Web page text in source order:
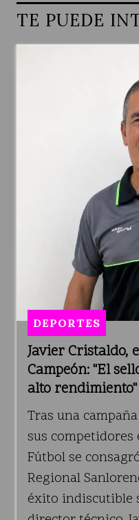
TE PUEDE
Javier Cristaldo,
Campeón: "El
alto rendimiento"
DEPORTES
Tras una
sus competidores
Fútbol se
Regional
éxito indiscutible